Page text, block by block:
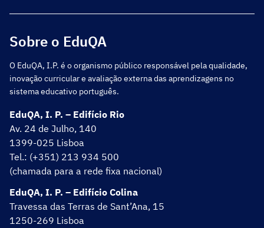
Sobre o EduQA
O EduQA, I.P. é o organismo público responsável pela qualidade,
inovação curricular e avaliação externa das aprendizagens no
sistema educativo português.
EduQA, I. P. – Edifício Rio
Av. 24 de Julho, 140
1399-025 Lisboa
Tel.: (+351) 213 934 500
(chamada para a rede fixa nacional)
EduQA, I. P. – Edifício Colina
Travessa das Terras de Sant’Ana, 15
1250-269 Lisboa